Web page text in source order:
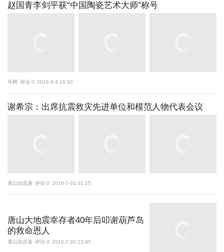
赵国青李剑平获“中国陶瓷艺术大师”称号
环网 评论 0 2016-8-3 16:50
谢希宗：出席抗震救灾先进单位和模范人物代表会议
唐山信息港 评论 0 2016-7-31 01:15
唐山大地震幸存者40年后叩谢葫芦岛
的救命恩人
唐山信息港 评论 0 2016-7-30 23:45